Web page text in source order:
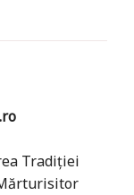
Tradiției